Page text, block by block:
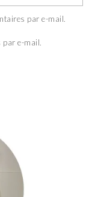
par e-mail.
par e-mail.